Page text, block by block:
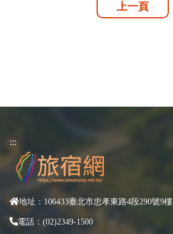
上一頁
:::
地址：106433臺北市忠孝東路4段290號9樓
電話：(02)2349-1500